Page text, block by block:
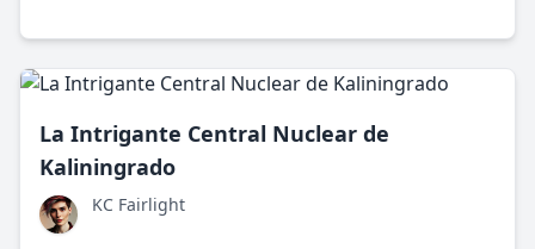
bombas hasta la medicina avanzada.
La Intrigante Central Nuclear de
Kaliningrado
KC Fairlight